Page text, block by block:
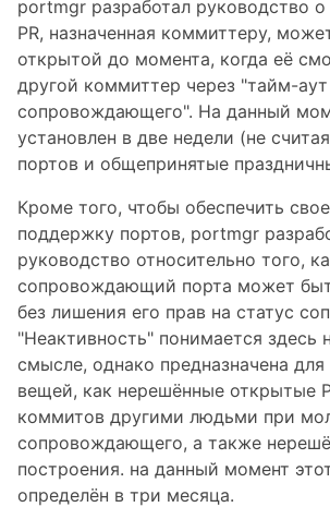
portmgr разработал руководство
PR, назначенная коммиттеру,
открытой до момента, когда её
другой коммиттер через "тайм-аут
сопровождающего". На данный
установлен в две недели (не
портов и общепринятые
Кроме того, чтобы обеспечить
поддержку портов, portmgr
руководство относительно того,
сопровождающий порта может
без лишения его прав на статус
"Неактивность" понимается здесь
смысле, однако предназначена для
вещей, как нерешённые открытые
коммитов другими людьми при
сопровождающего, а также
построения. на данный момент
определён в три месяца.